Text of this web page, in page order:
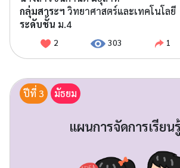
กลุ่มสาระฯ วิทยาศาสตร์และเทคโนโลยี
ระดับชั้น ม.4
2 303 1
ปีที่ 3 มัธยม
แผนการจัดการเรียน